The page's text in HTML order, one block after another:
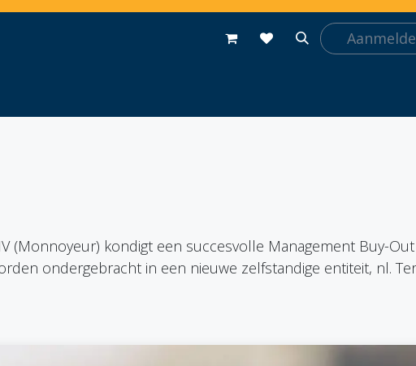
Contact
(Monnoyeur) kondigt een succesvolle Management Buy-
ondergebracht in een nieuwe zelfstandige entiteit, nl.